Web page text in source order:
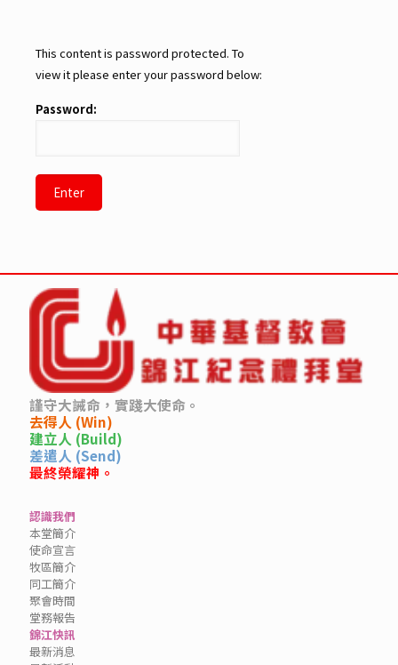
This content is password protected. To
view it please enter your password below:
Password:
謹守大誡命，實踐大使命。
去得人 (Win)
建立人 (Build)
差遣人 (Send)
最終榮耀神。
認識我們
本堂簡介
使命宣言
牧區簡介
同工簡介
聚會時間
堂務報告
錦江快訊
最新消息